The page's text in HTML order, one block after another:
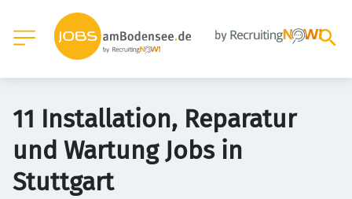
11 Installation, Reparatur
und Wartung Jobs in
Stuttgart